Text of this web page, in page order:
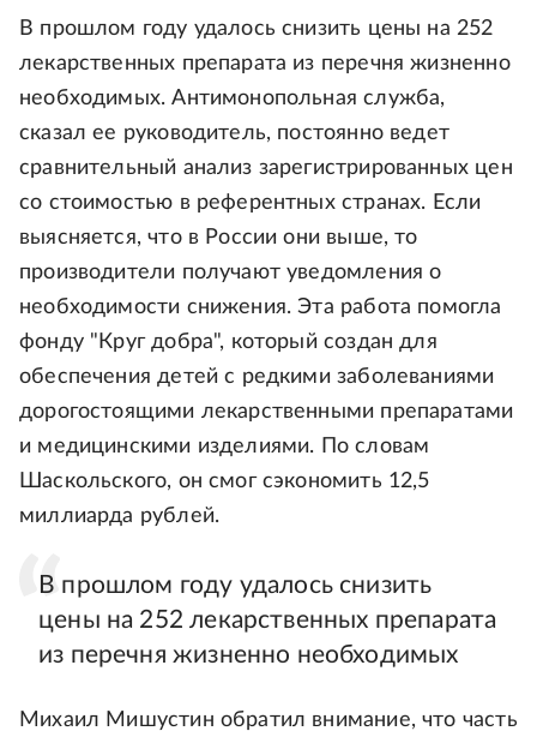
В прошлом году удалось снизить цены на 252
лекарственных препарата из перечня жизненно
необходимых. Антимонопольная служба,
сказал ее руководитель, постоянно ведет
сравнительный анализ зарегистрированных цен
со стоимостью в референтных странах. Если
выясняется, что в России они выше, то
производители получают уведомления о
необходимости снижения. Эта работа помогла
фонду "Круг добра", который создан для
обеспечения детей с редкими заболеваниями
дорогостоящими лекарственными препаратами
и медицинскими изделиями. По словам
Шаскольского, он смог сэкономить 12,5
миллиарда рублей.
В прошлом году удалось снизить
цены на 252 лекарственных препарата
из перечня жизненно необходимых
Михаил Мишустин обратил внимание, что часть